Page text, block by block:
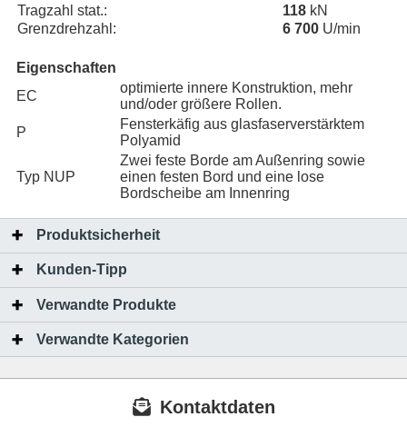
Tragzahl stat.:
118 kN
Grenzdrehzahl:
6 700 U/min
Eigenschaften
EC
optimierte innere Konstruktion, mehr
und/oder größere Rollen.
P
Fensterkäfig aus glasfaserverstärktem
Polyamid
Typ NUP
Zwei feste Borde am Außenring sowie
einen festen Bord und eine lose
Bordscheibe am Innenring
Produktsicherheit
Kunden-Tipp
Verwandte Produkte
Verwandte Kategorien
Kontaktdaten